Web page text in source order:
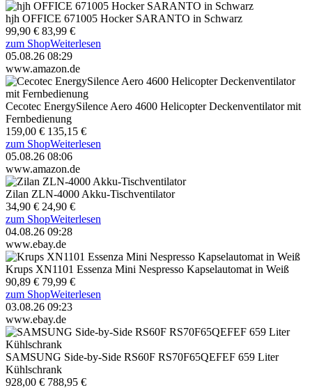
hjh OFFICE 671005 Hocker SARANTO in Schwarz
99,90 € 83,99 €
zum ShopWeiterlesen
05.08.26 08:29
www.amazon.de
Cecotec EnergySilence Aero 4600 Helicopter Deckenventilator mit
Fernbedienung
159,00 € 135,15 €
zum ShopWeiterlesen
05.08.26 08:06
www.amazon.de
Zilan ZLN-4000 Akku-Tischventilator
34,90 € 24,90 €
zum ShopWeiterlesen
04.08.26 09:28
www.ebay.de
Krups XN1101 Essenza Mini Nespresso Kapselautomat in Weiß
90,89 € 79,99 €
zum ShopWeiterlesen
03.08.26 09:23
www.ebay.de
SAMSUNG Side-by-Side RS60F RS70F65QEFEF 659 Liter
Kühlschrank
928,00 € 788,95 €